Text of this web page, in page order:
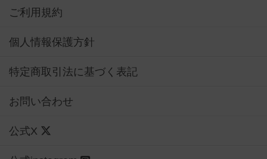
ご利用規約
個人情報保護方針
特定商取引法に基づく表記
お問い合わせ
公式X